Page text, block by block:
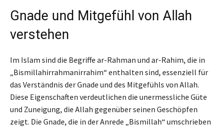
Gnade und Mitgefühl von Allah
verstehen
Im Islam sind die Begriffe ar-Rahman und ar-Rahim, die in
„Bismillahirrahmanirrahim“ enthalten sind, essenziell für
das Verständnis der Gnade und des Mitgefühls von Allah.
Diese Eigenschaften verdeutlichen die unermessliche Güte
und Zuneigung, die Allah gegenüber seinen Geschöpfen
zeigt. Die Gnade, die in der Anrede „Bismillah“ umschrieben